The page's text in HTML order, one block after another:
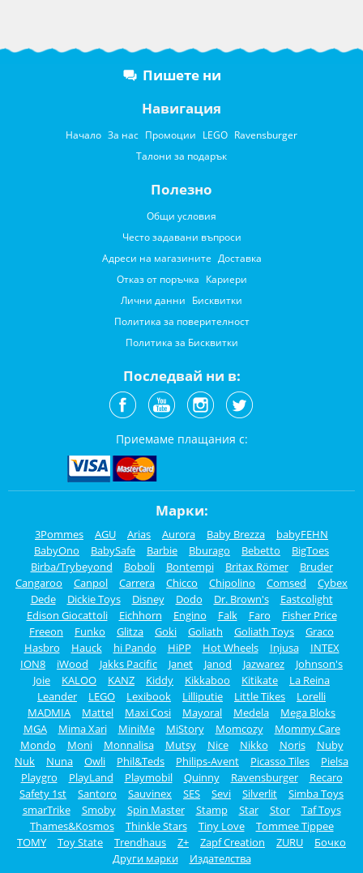
Пишете ни
Навигация
Начало За нас Промоции LEGO Ravensburger
Талони за подарък
Полезно
Общи условия
Често задавани въпроси
Адреси на магазините Доставка
Отказ от поръчка Кариери
Лични данни Бисквитки
Политика за поверителност
Политика за Бисквитки
Последвай ни в:
Приемаме плащания с:
Марки:
3Pommes AGU Arias Aurora Baby Brezza
babyFEHN
BabyOno
BabySafe Barbie Bburago Bebetto
BigToes
Birba/Trybeyond
Boboli Bontempi Britax Römer
Bruder
Cangaroo
Canpol Carrera Chicco Chipolino Comsed
Cybex
Dede
Dickie Toys Disney Dodo Dr. Brown's
Eastcolight
Edison Giocattoli
Eichhorn Engino Falk Faro
Fisher Price
Freeon
Funko Glitza Goki Goliath Goliath Toys
Graco
Hasbro
Hauck hi Pando HiPP Hot Wheels Injusa
INTEX
ION8
iWood Jakks Pacific Janet Janod Jazwarez
Johnson's
Joie
KALOO KANZ Kiddy Kikkaboo Kitikate
La Reina
Leander
LEGO Lexibook Lilliputie Little Tikes
Lorelli
MADMIA
Mattel Maxi Cosi Mayoral Medela
Mega Bloks
MGA
Mima Xari MiniMe MiStory Momcozy
Mommy Care
Mondo
Moni Monnalisa Mutsy Nice Nikko Noris
Nuby
Nuk
Nuna Owli Phil&Teds Philips-Avent Picasso Tiles
Pielsa
Playgro
PlayLand Playmobil Quinny Ravensburger
Recaro
Safety 1st
Santoro Sauvinex SES Sevi Silverlit
Simba Toys
smarTrike
Smoby Spin Master Stamp Star Stor
Taf Toys
Thames&Kosmos
Thinkle Stars Tiny Love
Tommee Tippee
TOMY
Toy State Trendhaus Z+ Zapf Creation ZURU
Бочко
Други марки
Издателства